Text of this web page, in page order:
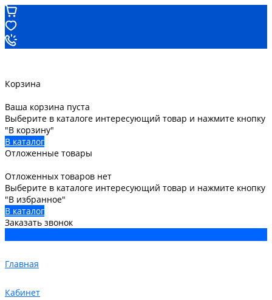
Корзина
Ваша корзина пуста
Выберите в каталоге интересующий товар и нажмите кнопку
"В корзину"
В каталог
Отложенные товары
Отложенных товаров нет
Выберите в каталоге интересующий товар и нажмите кнопку
"В избранное"
В каталог
Заказать звонок
Главная
Кабинет